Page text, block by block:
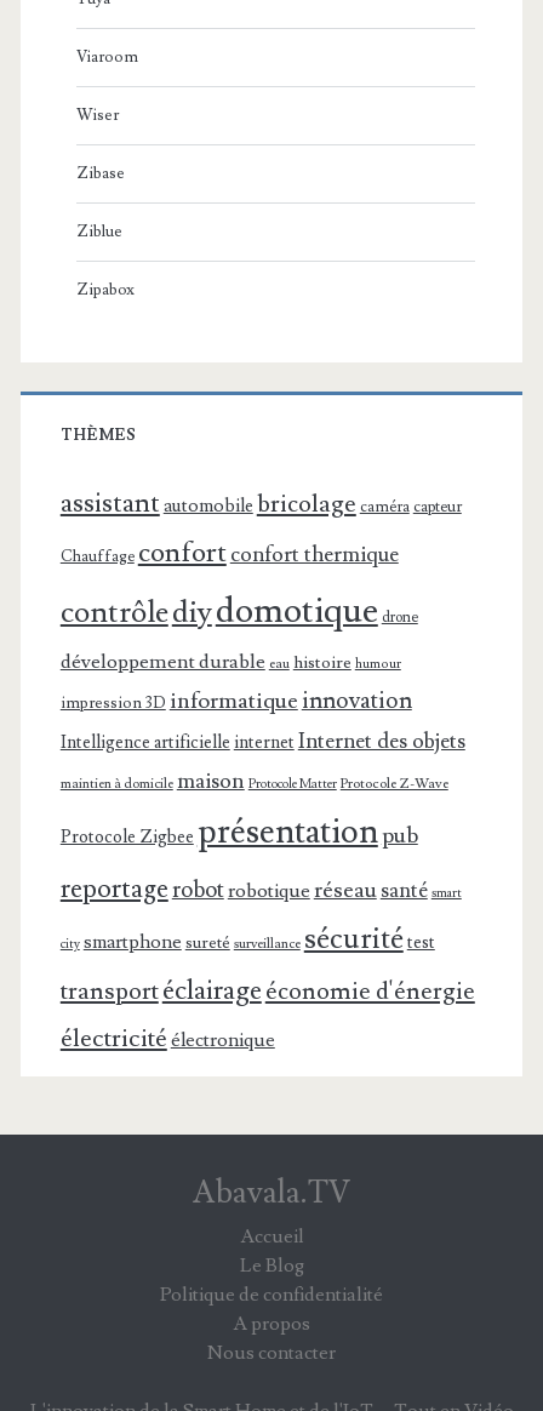
Viaroom
Wiser
Zibase
Ziblue
Zipabox
THÈMES
assistant automobile bricolage caméra capteur
Chauffage confortconfort thermique
contrôlediydomotique drone
développement durable eau histoire humour
impression 3D informatiqueinnovation
Intelligence artificielle internet Internet des objets
maintien à domicile maison Protocole Matter Protocole Z-Wave
Protocole Zigbee présentationpub
reportagerobotrobotique réseausanté smart
city smartphone sureté surveillance sécuritétest
transportéclairageéconomie d'énergie
électricité électronique
Abavala.TV
Accueil
Le Blog
Politique de confidentialité
A propos
Nous contacter